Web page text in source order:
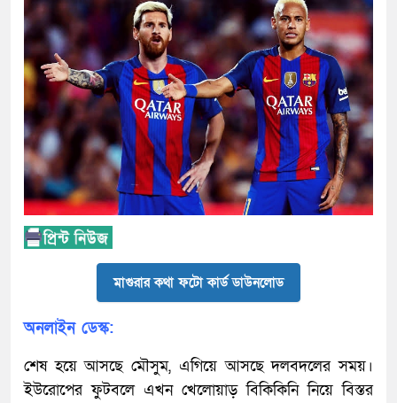
মাগুরার কথা ফটো কার্ড ডাউনলোড
অনলাইন ডেস্ক:
শেষ হয়ে আসছে মৌসুম, এগিয়ে আসছে দলবদলের সময়।
ইউরোপের ফুটবলে এখন খেলোয়াড় বিকিকিনি নিয়ে বিস্তর